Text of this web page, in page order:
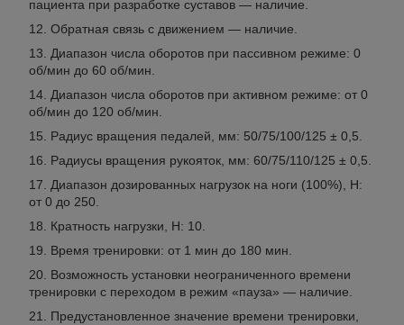
пациента при разработке суставов — наличие.
Обратная связь с движением — наличие.
Диапазон числа оборотов при пассивном режиме: 0
об/мин до 60 об/мин.
Диапазон числа оборотов при активном режиме: от 0
об/мин до 120 об/мин.
Радиус вращения педалей, мм: 50/75/100/125 ± 0,5.
Радиусы вращения рукояток, мм: 60/75/110/125 ± 0,5.
Диапазон дозированных нагрузок на ноги (100%), Н:
от 0 до 250.
Кратность нагрузки, Н: 10.
Время тренировки: от 1 мин до 180 мин.
Возможность установки неограниченного времени
тренировки с переходом в режим «пауза» — наличие.
Предустановленное значение времени тренировки,